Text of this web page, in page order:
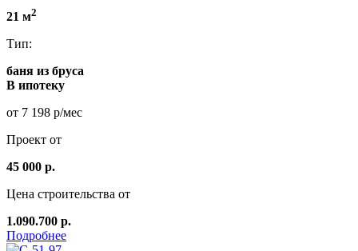
21 м2
Тип:
баня из бруса
В ипотеку
от 7 198 р/мес
Проект от
45 000 р.
Цена строительства от
1.090.700 р.
Подробнее